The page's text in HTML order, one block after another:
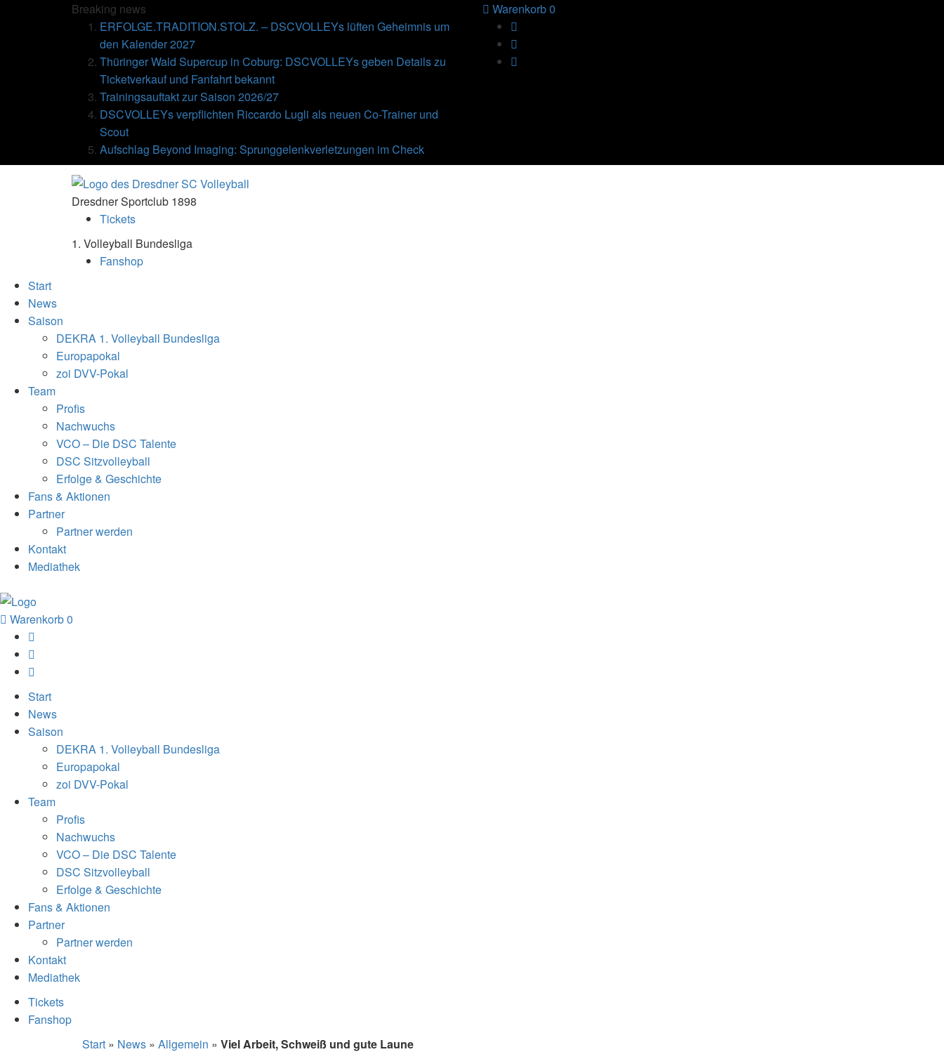
Breaking news
ERFOLGE.TRADITION.STOLZ. – DSCVOLLEYs lüften Geheimnis um
den Kalender 2027
Thüringer Wald Supercup in Coburg: DSCVOLLEYs geben Details zu
Ticketverkauf und Fanfahrt bekannt
Trainingsauftakt zur Saison 2026/27
DSCVOLLEYs verpflichten Riccardo Lugli als neuen Co-Trainer und
Scout
Aufschlag Beyond Imaging: Sprunggelenkverletzungen im Check
Warenkorb0
Dresdner Sportclub 1898
Tickets
1. Volleyball Bundesliga
Fanshop
Start
News
Saison
DEKRA 1. Volleyball Bundesliga
Europapokal
zoi DVV-Pokal
Team
Profis
Nachwuchs
VCO – Die DSC Talente
DSC Sitzvolleyball
Erfolge & Geschichte
Fans & Aktionen
Partner
Partner werden
Kontakt
Mediathek
Warenkorb0
Start
News
Saison
DEKRA 1. Volleyball Bundesliga
Europapokal
zoi DVV-Pokal
Team
Profis
Nachwuchs
VCO – Die DSC Talente
DSC Sitzvolleyball
Erfolge & Geschichte
Fans & Aktionen
Partner
Partner werden
Kontakt
Mediathek
Tickets
Fanshop
Start » News » Allgemein » Viel Arbeit, Schweiß und gute Laune